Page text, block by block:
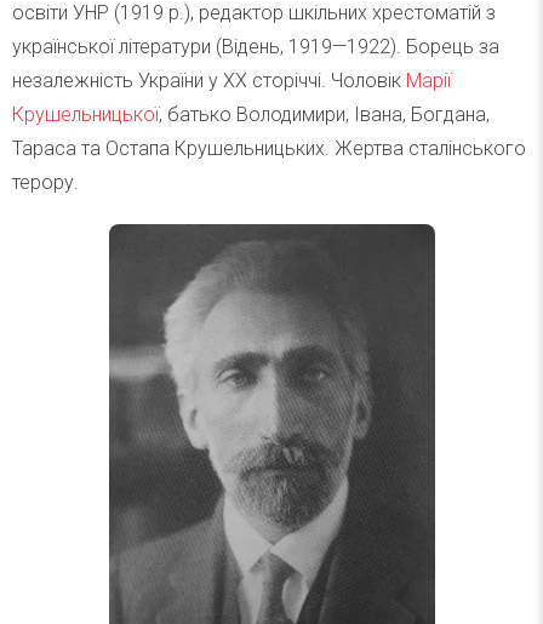
освіти УНР (1919 р.), редактор шкільних хрестоматій з
української літератури (Відень, 1919—1922). Борець за
незалежність України у ХХ сторіччі. Чоловік Марії
Крушельницької, батько Володимири, Івана, Богдана,
Тараса та Остапа Крушельницьких. Жертва сталінського
терору.